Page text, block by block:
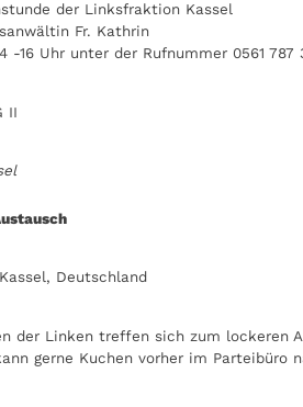
der Linksfraktion Kassel
Fr. Kathrin
-16 Uhr unter der Rufnummer 0561 787
II
Deutschland
der Linken treffen sich zum lockeren
gerne Kuchen vorher im Parteibüro